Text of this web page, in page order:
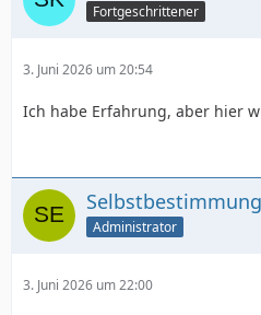
Fortgeschrittener
3. Juni 2026 um 20:54
Ich habe Erfahrung, aber hier
Selbstbestimmung
Administrator
3. Juni 2026 um 22:00